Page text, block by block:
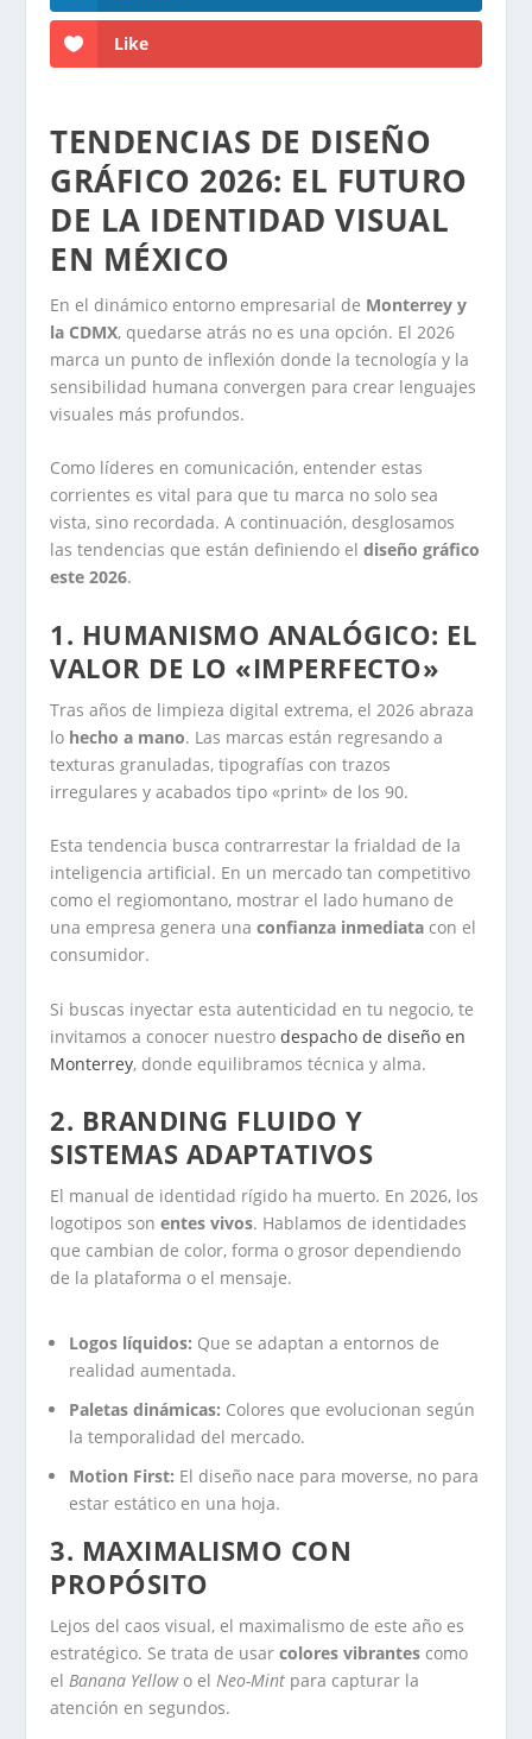
Like
TENDENCIAS DE DISEÑO
GRÁFICO 2026: EL FUTURO
DE LA IDENTIDAD VISUAL
EN MÉXICO
En el dinámico entorno empresarial de Monterrey y
la CDMX, quedarse atrás no es una opción. El 2026
marca un punto de inflexión donde la tecnología y la
sensibilidad humana convergen para crear lenguajes
visuales más profundos.
Como líderes en comunicación, entender estas
corrientes es vital para que tu marca no solo sea
vista, sino recordada. A continuación, desglosamos
las tendencias que están definiendo eldiseño gráfico
este 2026.
1. HUMANISMO ANALÓGICO: EL
VALOR DE LO «IMPERFECTO»
Tras años de limpieza digital extrema, el 2026 abraza
lo hecho a mano. Las marcas están regresando a
texturas granuladas, tipografías con trazos
irregulares y acabados tipo «print» de los 90.
Esta tendencia busca contrarrestar la frialdad de la
inteligencia artificial. En un mercado tan competitivo
como el regiomontano, mostrar el lado humano de
una empresa genera unaconfianza inmediata con el
consumidor.
Si buscas inyectar esta autenticidad en tu negocio, te
invitamos a conocer nuestrodespacho de diseño en
Monterrey, donde equilibramos técnica y alma.
2. BRANDING FLUIDO Y
SISTEMAS ADAPTATIVOS
El manual de identidad rígido ha muerto. En 2026, los
logotipos sonentes vivos. Hablamos de identidades
que cambian de color, forma o grosor dependiendo
de la plataforma o el mensaje.
Logos líquidos: Que se adaptan a entornos de
realidad aumentada.
Paletas dinámicas: Colores que evolucionan según
la temporalidad del mercado.
Motion First: El diseño nace para moverse, no para
estar estático en una hoja.
3. MAXIMALISMO CON
PROPÓSITO
Lejos del caos visual, el maximalismo de este año es
estratégico. Se trata de usarcolores vibrantes como
el Banana Yellowo el Neo-Mint para capturar la
atención en segundos.